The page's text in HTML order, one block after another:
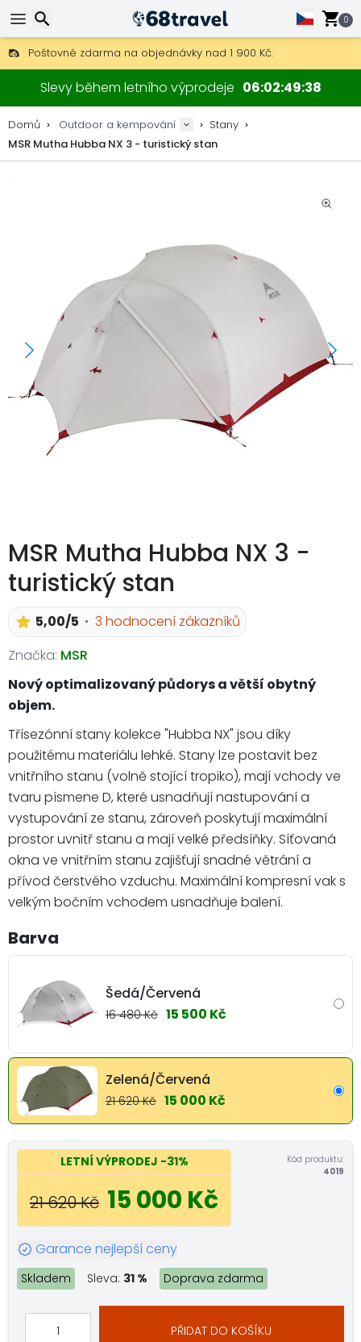
0
Poštovné zdarma na objednávky nad 1 900 Kč.
30 dní na vrácení, 90 dní na dřevěné mapy a dekorace.
Nejlepší ceny na outdoor vybavení a doplňky.
Slevy během letního výprodeje 06 02 49 37
Domů Outdoor a kempování
Stany
MSR Mutha Hubba NX 3 - turistický stan
MSR Mutha Hubba NX 3 -
turistický stan
5,00/5
3 hodnocení zákazníků
Značka: MSR
Nový optimalizovaný půdorys a větší obytný
objem.
Třísezónní stany kolekce "Hubba NX" jsou díky
použitému materiálu lehké. Stany lze postavit bez
vnitřního stanu (volně stojící tropiko), mají vchody ve
tvaru písmene D, které usnadňují nastupování a
vystupování ze stanu, zároveň poskytují maximální
prostor uvnitř stanu a mají velké předsíňky. Síťovaná
okna ve vnitřním stanu zajišťují snadné větrání a
přívod čerstvého vzduchu. Maximální kompresní vak s
velkým bočním vchodem usnadňuje balení.
Barva
Šedá/Červená
16 480 Kč 15 500 Kč
Zelená/Červená
21 620 Kč 15 000 Kč
LETNÍ VÝPRODEJ -31%
21 620 Kč 15 000 Kč
Kód produktu:
4019
Garance nejlepší ceny
Skladem Sleva: 31 % Doprava zdarma
PŘIDAT DO KOŠÍKU
Hledat